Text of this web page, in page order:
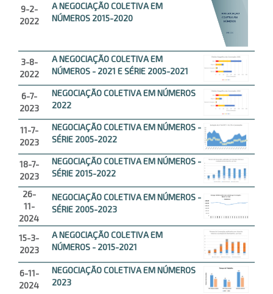
9-2-
2022
A NEGOCIAÇÃO COLETIVA EM
NÚMEROS 2015-2020
3-8-
2022
A NEGOCIAÇÃO COLETIVA EM
NÚMEROS - 2021 E SÉRIE 2005-2021
6-7-
2023
NEGOCIAÇÃO COLETIVA EM NÚMEROS
2022
11-7-
2023
NEGOCIAÇÃO COLETIVA EM NÚMEROS -
SÉRIE 2005-2022
18-7-
2023
NEGOCIAÇÃO COLETIVA EM NÚMEROS -
SÉRIE 2015-2022
26-
11-
2024
NEGOCIAÇÃO COLETIVA EM NÚMEROS -
SÉRIE 2005-2023
15-3-
2023
A NEGOCIAÇÃO COLETIVA EM
NÚMEROS - 2015-2021
6-11-
2024
NEGOCIAÇÃO COLETIVA EM NÚMEROS
2023